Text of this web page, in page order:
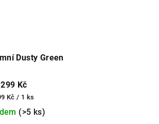
Dusty Green
299 Kč
Kč / 1 ks
(>5 ks)